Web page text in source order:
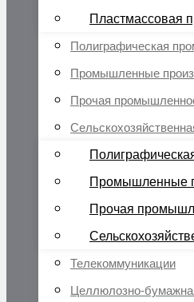
Пластмассовая
Полиграфическая
Промышленные
Прочая
Промышленные
Прочая
Телекоммуникации
Целлюлозно-